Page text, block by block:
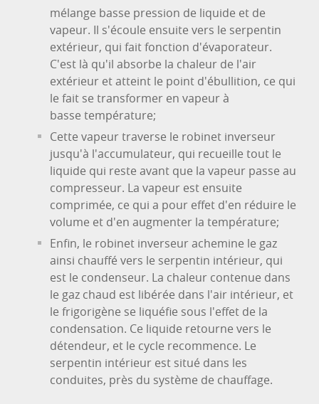
mélange basse pression de liquide et de
vapeur. Il s'écoule ensuite vers le serpentin
extérieur, qui fait fonction d'évaporateur.
C'est là qu'il absorbe la chaleur de l'air
extérieur et atteint le point d'ébullition, ce qui
le fait se transformer en vapeur à
basse température;
Cette vapeur traverse le robinet inverseur
jusqu'à l'accumulateur, qui recueille tout le
liquide qui reste avant que la vapeur passe au
compresseur. La vapeur est ensuite
comprimée, ce qui a pour effet d'en réduire le
volume et d'en augmenter la température;
Enfin, le robinet inverseur achemine le gaz
ainsi chauffé vers le serpentin intérieur, qui
est le condenseur. La chaleur contenue dans
le gaz chaud est libérée dans l'air intérieur, et
le frigorigène se liquéfie sous l'effet de la
condensation. Ce liquide retourne vers le
détendeur, et le cycle recommence. Le
serpentin intérieur est situé dans les
conduites, près du système de chauffage.